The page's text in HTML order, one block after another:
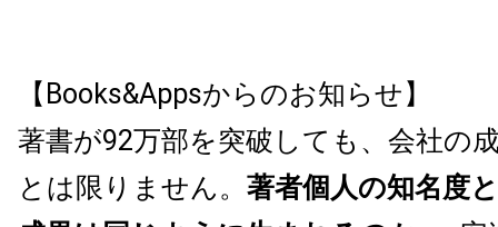
【Books&Appsからのお知らせ】
著書が92万部を突破しても、会社の
とは限りません。 著者個人の知名度